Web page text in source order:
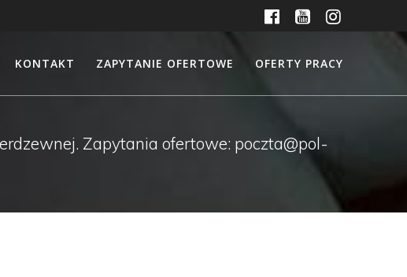
KONTAKT ZAPYTANIE OFERTOWE OFERTY PRACY
Zapytania ofertowe: poczta@pol-